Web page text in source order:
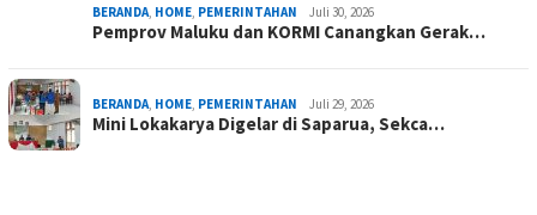
BERANDA, HOME, PEMERINTAHAN Juli 30, 2026
Pemprov Maluku dan KORMI Canangkan Gerak…
BERANDA, HOME, PEMERINTAHAN Juli 29, 2026
Mini Lokakarya Digelar di Saparua, Sekca…